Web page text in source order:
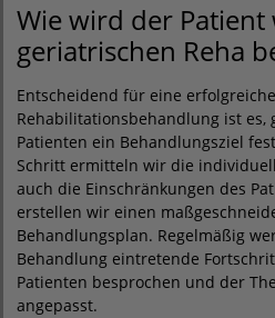
Wie wird der
geriatrischen Reha
Entscheidend für eine erfolgreiche
Rehabilitationsbehandlung ist es,
Patienten ein Behandlungsziel
Schritt ermitteln wir die
auch die Einschränkungen des
erstellen wir einen
Behandlungsplan. Regelmäßig
Behandlung eintretende
Patienten besprochen und der
angepasst.